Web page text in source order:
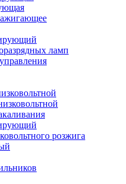
ламп
розжига